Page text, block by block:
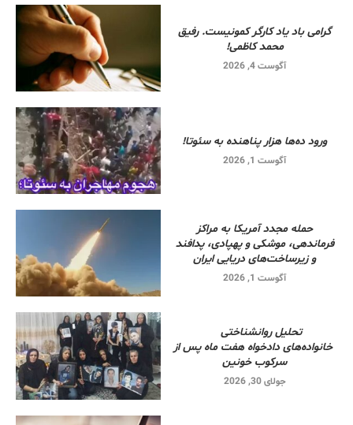
گرامی باد یاد کارگر کمونیست. رفیق
محمد کاظمی!
آگوست 4, 2026
ورود ده‌ها هزار پناهنده به سئوتا!
آگوست 1, 2026
حمله مجدد آمریکا به مراکز
فرماندهی، موشکی و پهپادی، پدافند
و زیرساخت‌های دریایی ایران
آگوست 1, 2026
تحلیل روانشناختی
خانواده‌های دادخواه هفت ماه پس از
سرکوب خونین
جولای 30, 2026